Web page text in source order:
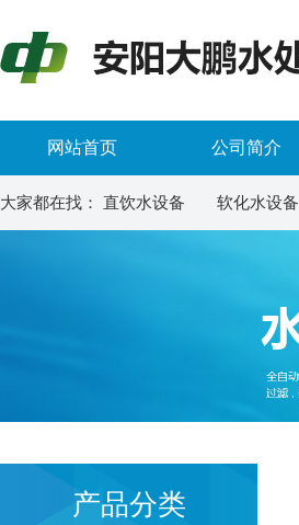
网站首页 公司简介
大家都在找： 直饮水设备 软化水设备
产品分类